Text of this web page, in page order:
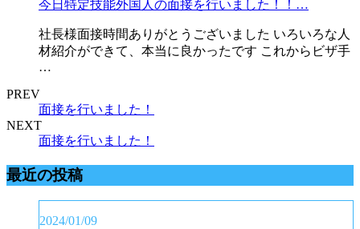
今日特定技能外国人の面接を行いました！！…
社長様面接時間ありがとうございました いろいろな人
材紹介ができて、本当に良かったです これからビザ手
…
PREV
面接を行いました！
NEXT
面接を行いました！
最近の投稿
2024/01/09